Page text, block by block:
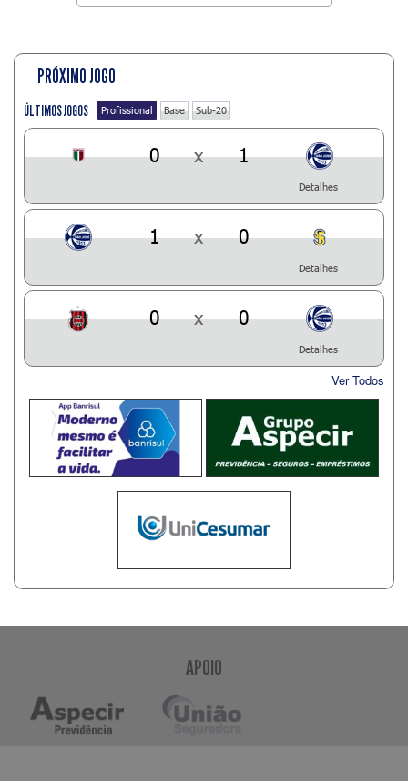
PRÓXIMO JOGO
ÚLTIMOS JOGOS Profissional Base Sub-20
0 x 1
Detalhes
1 x 0
Detalhes
0 x 0
Detalhes
Ver Todos
APOIO